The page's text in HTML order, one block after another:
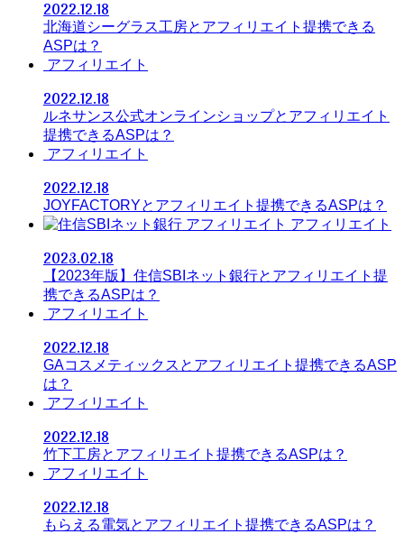
2022.12.18
北海道シーグラス工房とアフィリエイト提携できる
ASPは？
アフィリエイト
2022.12.18
ルネサンス公式オンラインショップとアフィリエイト
提携できるASPは？
アフィリエイト
2022.12.18
JOYFACTORYとアフィリエイト提携できるASPは？
アフィリエイト
2023.02.18
【2023年版】住信SBIネット銀行とアフィリエイト提
携できるASPは？
アフィリエイト
2022.12.18
GAコスメティックスとアフィリエイト提携できるASP
は？
アフィリエイト
2022.12.18
竹下工房とアフィリエイト提携できるASPは？
アフィリエイト
2022.12.18
もらえる電気とアフィリエイト提携できるASPは？